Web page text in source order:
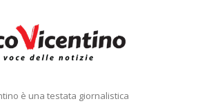
è una testata giornalistica